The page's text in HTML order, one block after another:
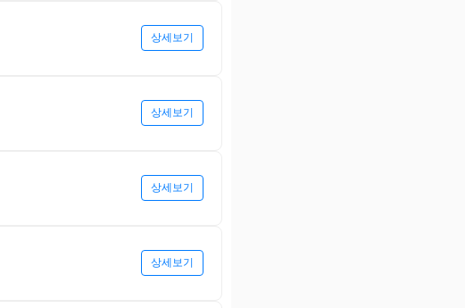
상세보기
상세보기
상세보기
상세보기